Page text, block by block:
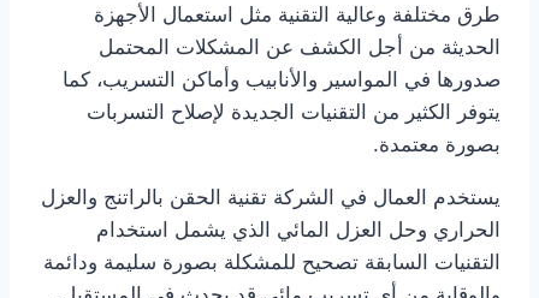
طرق مختلفة وعالية التقنية مثل استعمال الأجهزة
الحديثة من أجل الكشف عن المشكلات المحتمل
صدورها في المواسير والأنابيب وأماكن التسريب، كما
يتوفر الكثير من التقنيات الجديدة لإصلاح التسربات
بصورة معتمدة.
يستخدم العمال في الشركة تقنية الحقن بالراتنج والعزل
الحراري وحل العزل المائي الذي يشمل استخدام
التقنيات السابقة تصحيح للمشكلة بصورة سليمة ودائمة